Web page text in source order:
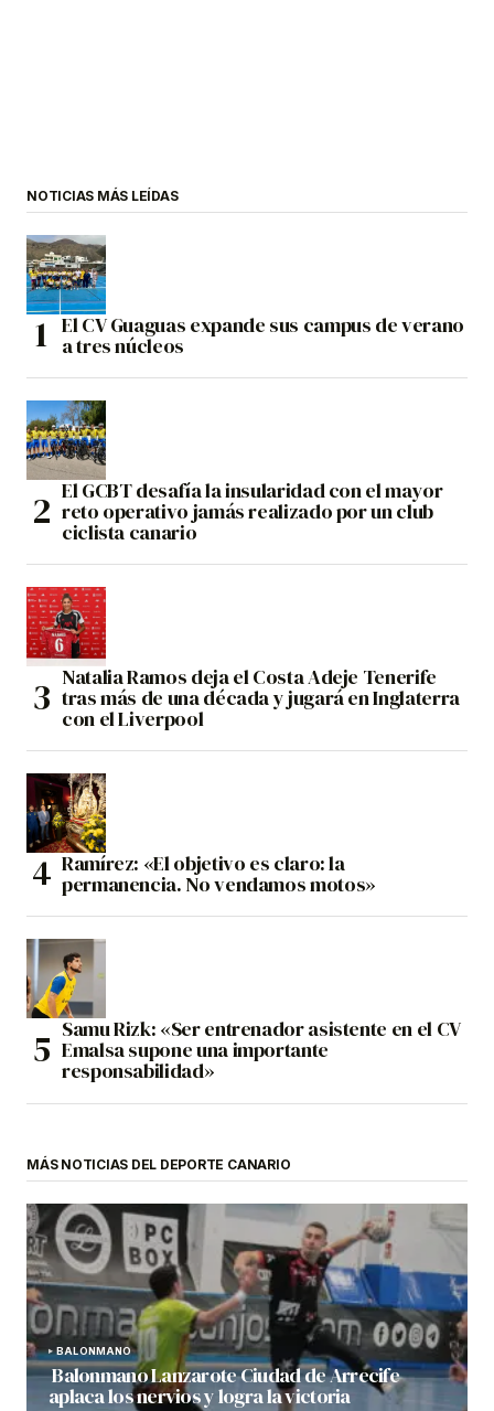
NOTICIAS MÁS LEÍDAS
El CV Guaguas expande sus campus de verano
a tres núcleos
El GCBT desafía la insularidad con el mayor
reto operativo jamás realizado por un club
ciclista canario
Natalia Ramos deja el Costa Adeje Tenerife
tras más de una década y jugará en Inglaterra
con el Liverpool
Ramírez: «El objetivo es claro: la
permanencia. No vendamos motos»
Samu Rizk: «Ser entrenador asistente en el CV
Emalsa supone una importante
responsabilidad»
MÁS NOTICIAS DEL DEPORTE CANARIO
BALONMANO
Balonmano Lanzarote Ciudad de Arrecife
aplaca los nervios y logra la victoria